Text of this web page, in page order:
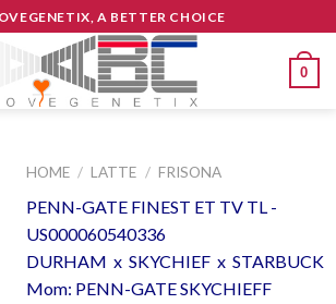
A BETTER CHOICE
0
HOME / LATTE / FRISONA
PENN-GATE FINEST ET TV TL -
US000060540336
DURHAM x SKYCHIEF x STARBUCK
Mom: PENN-GATE SKYCHIEFF